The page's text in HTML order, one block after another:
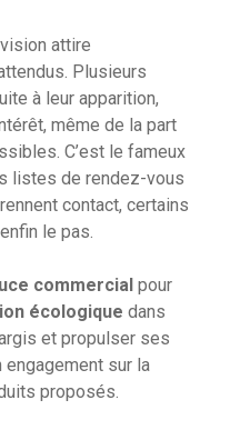
attire
Plusieurs
à leur apparition,
même de la part
C’est le fameux
listes de rendez-vous
contact, certains
le pas.
commercial pour
écologique dans
et propulser ses
engagement sur la
proposés.